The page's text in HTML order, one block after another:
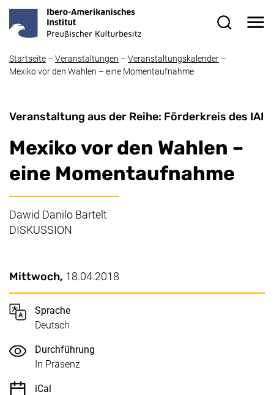
Startseite – Veranstaltungen – Veranstaltungskalender –
Mexiko vor den Wahlen – eine Momentaufnahme
Veranstaltung aus der Reihe: Förderkreis des IAI
Mexiko vor den Wahlen –
eine Momentaufnahme
Dawid Danilo Bartelt
DISKUSSION
Wichtige Details
Datum / Dauer:
Mittwoch, 18.04.2018
Sprache
Deutsch
Durchführung
In Präsenz
iCal